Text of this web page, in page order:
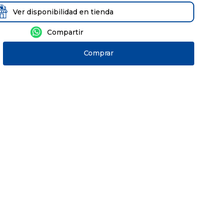
Ver disponibilidad en tienda
Comprar